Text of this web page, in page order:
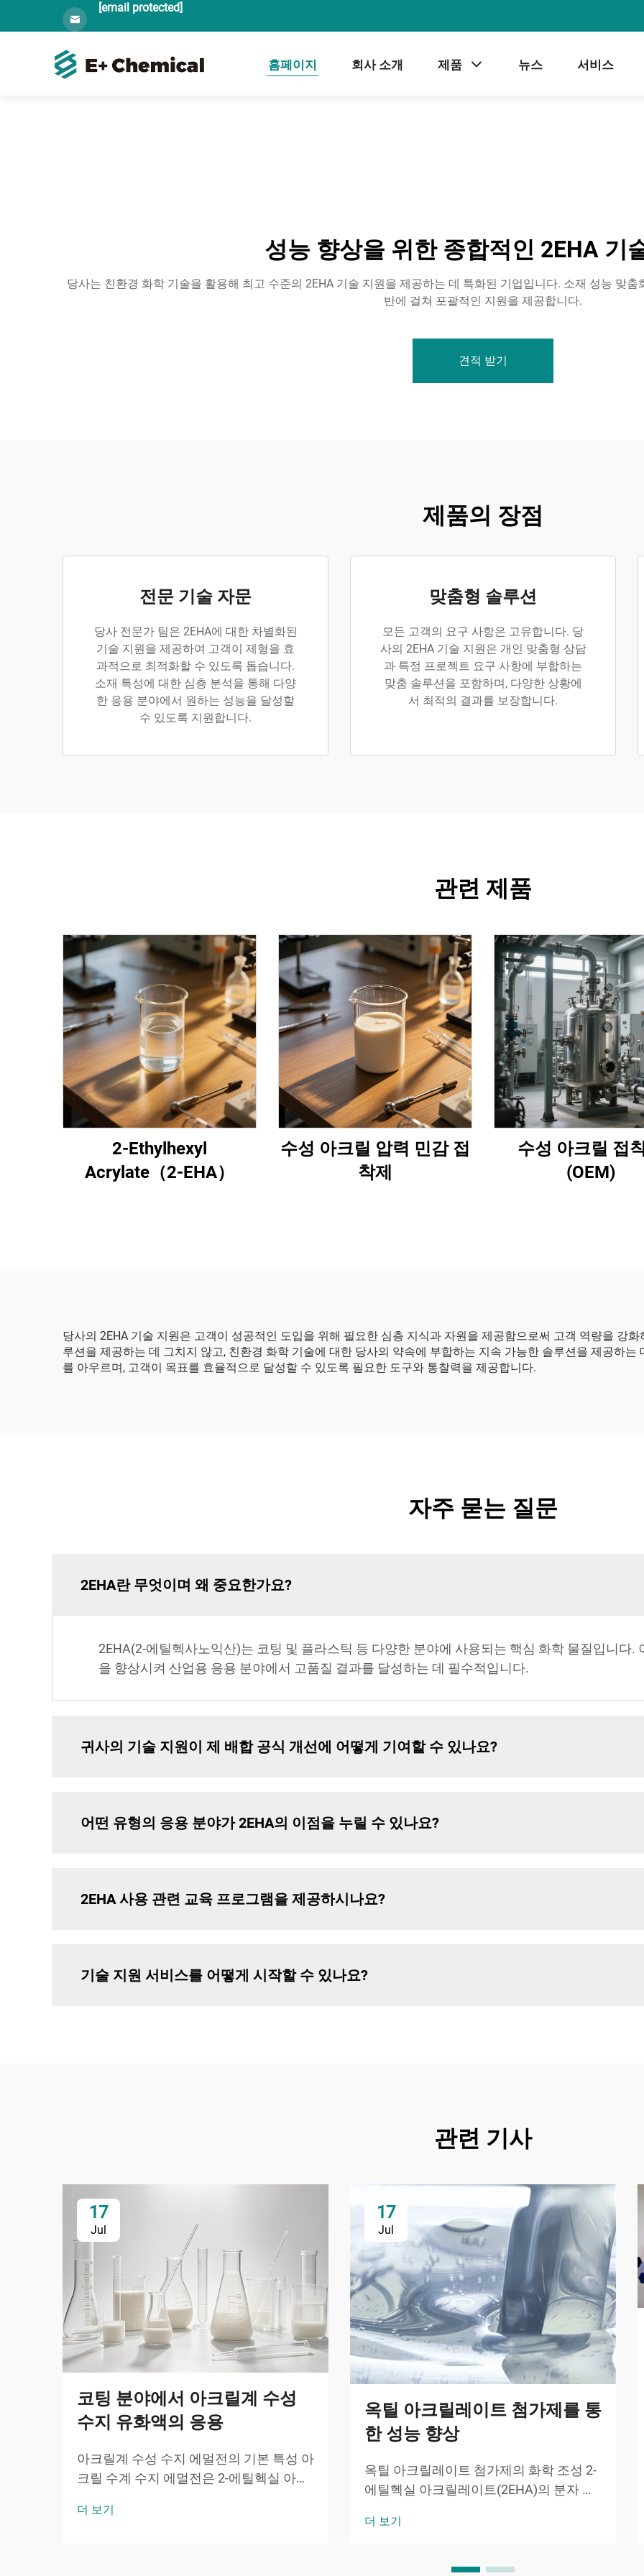
[email protected]
홈페이지 회사 소개 제품 뉴스 서비스
성능 향상을 위한 종합적인 2EHA 기
당사는 친환경 화학 기술을 활용해 최고 수준의 2EHA 기술 지원을 제공하는 데 특화된 기업입니다. 소재 성능 맞
반에 걸쳐 포괄적인 지원을 제공합니다.
견적 받기
제품의 장점
전문 기술 자문
당사 전문가 팀은 2EHA에 대한 차별화된
기술 지원을 제공하여 고객이 제형을 효
과적으로 최적화할 수 있도록 돕습니다.
소재 특성에 대한 심층 분석을 통해 다양
한 응용 분야에서 원하는 성능을 달성할
수 있도록 지원합니다.
맞춤형 솔루션
모든 고객의 요구 사항은 고유합니다. 당
사의 2EHA 기술 지원은 개인 맞춤형 상담
과 특정 프로젝트 요구 사항에 부합하는
맞춤 솔루션을 포함하며, 다양한 상황에
서 최적의 결과를 보장합니다.
관련 제품
2-Ethylhexyl
Acrylate（2-EHA）
수성 아크릴 압력 민감 접
착제
수성 아크릴 접
(OEM)
당사의 2EHA 기술 지원은 고객이 성공적인 도입을 위해 필요한 심층 지식과 자원을 제공함으로써 고객 역량을 강
루션을 제공하는 데 그치지 않고, 친환경 화학 기술에 대한 당사의 약속에 부합하는 지속 가능한 솔루션을 제공하
를 아우르며, 고객이 목표를 효율적으로 달성할 수 있도록 필요한 도구와 통찰력을 제공합니다.
자주 묻는 질문
2EHA란 무엇이며 왜 중요한가요?
2EHA(2-에틸헥사노익산)는 코팅 및 플라스틱 등 다양한 분야에 사용되는 핵심 화학 물질입니다.
을 향상시켜 산업용 응용 분야에서 고품질 결과를 달성하는 데 필수적입니다.
귀사의 기술 지원이 제 배합 공식 개선에 어떻게 기여할 수 있나요?
어떤 유형의 응용 분야가 2EHA의 이점을 누릴 수 있나요?
2EHA 사용 관련 교육 프로그램을 제공하시나요?
기술 지원 서비스를 어떻게 시작할 수 있나요?
관련 기사
17
Jul
코팅 분야에서 아크릴계 수성
수지 유화액의 응용
아크릴계 수성 수지 에멀전의 기본 특성 아
크릴 수계 수지 에멀전은 2-에틸헥실 아크
부터 핵심 기능을 제공한다. 이 가지형 아
더 보기
17
Jul
옥틸 아크릴레이트 첨가제를 통
한 성능 향상
옥틸 아크릴레이트 첨가제의 화학 조성 2-
에틸헥실 아크릴레이트(2EHA)의 분자 구
연한 폴리머를 형성하는 분기형 알킬 사슬
있습니다. 그 분자 구조...
더 보기